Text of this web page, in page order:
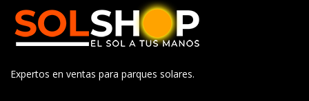
Expertos en ventas para parques solares.